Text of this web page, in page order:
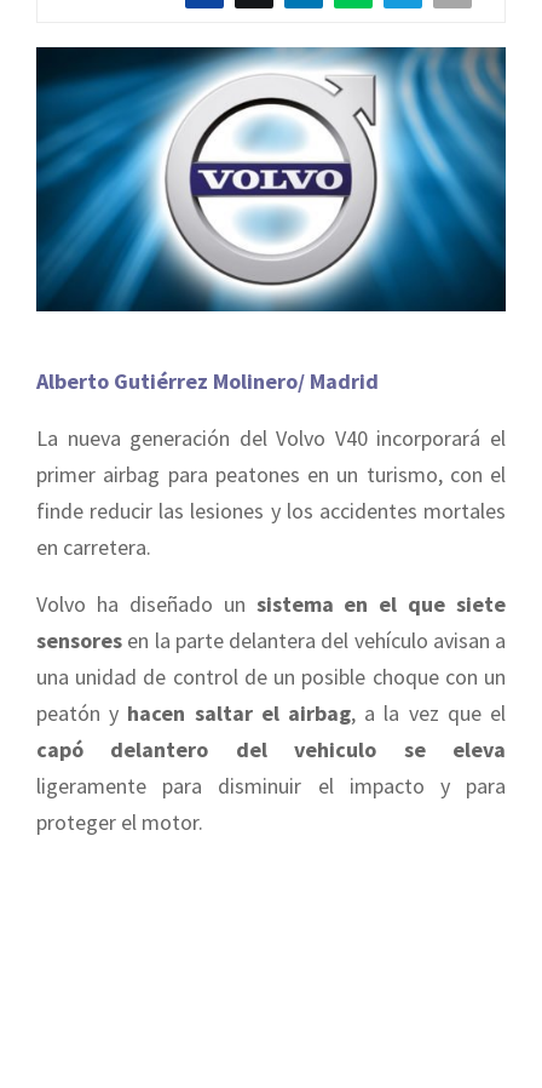
Alberto Gutiérrez Molinero/ Madrid
La nueva generación del Volvo V40 incorporará el
primer airbag para peatones en un turismo, con el
finde reducir las lesiones y los accidentes mortales
en carretera.
Volvo ha diseñado un sistema en el que siete
sensores en la parte delantera del vehículo avisan a
una unidad de control de un posible choque con un
peatón y hacen saltar el airbag, a la vez que el
capó delantero del vehiculo se eleva
ligeramente para disminuir el impacto y para
proteger el motor.